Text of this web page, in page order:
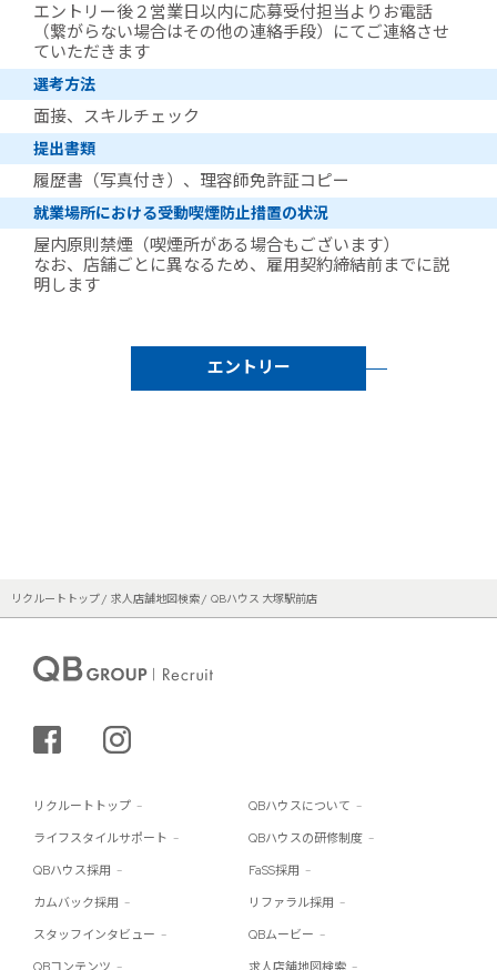
エントリー後２営業日以内に応募受付担当よりお電話
（繋がらない場合はその他の連絡手段）にてご連絡させ
ていただきます
選考方法
面接、スキルチェック
提出書類
履歴書（写真付き）、理容師免許証コピー
就業場所における受動喫煙防止措置の状況
屋内原則禁煙（喫煙所がある場合もございます）
なお、店舗ごとに異なるため、雇用契約締結前までに説
明します
エントリー
リクルートトップ 求人店舗地図検索 QBハウス 大塚駅前店
シェアする
リクルートトップ QBハウスについて
ライフスタイルサポート QBハウスの研修制度
QBハウス採用 FaSS採用
カムバック採用 リファラル採用
スタッフインタビュー QBムービー
QBコンテンツ 求人店舗地図検索